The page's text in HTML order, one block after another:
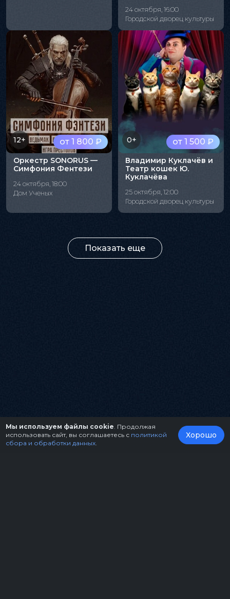
24 октября, 16:00
Городской дворец культуры
от 1 800 ₽
12+
Оркестр SONORUS —
Симфония Фентези
24 октября, 18:00
Дом Ученых
от 1 500 ₽
0+
Владимир Куклачёв и
Театр кошек Ю.
Куклачёва
25 октября, 12:00
Городской дворец культуры
Показать еще
Мы используем файлы cookie . Продолжая
использовать сайт, вы соглашаетесь с политикой
сбора и обработки данных
Хорошо